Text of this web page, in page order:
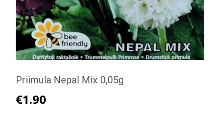
Priimula Nepal Mix 0,05g
€1.90